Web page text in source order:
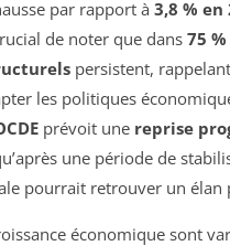
par rapport à 3,8 % en
de noter que dans 75
persistent, rappelant
les politiques
prévoit une reprise
une période de
pourrait retrouver un élan
économique sont